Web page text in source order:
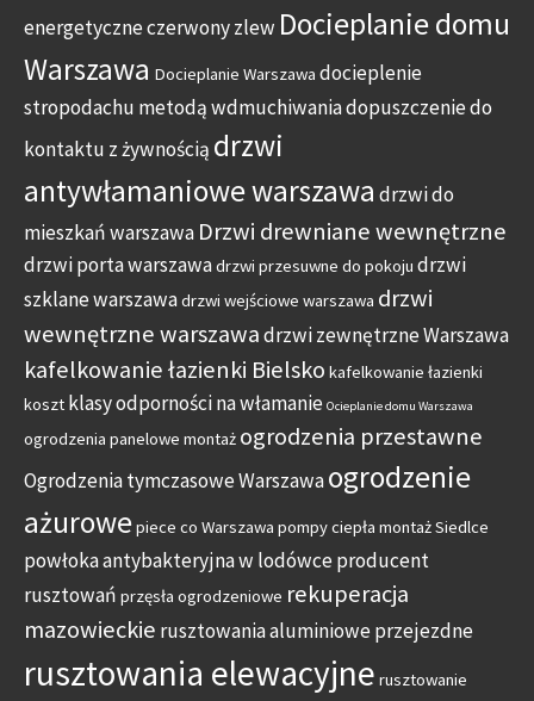
energetyczneczerwony zlew Docieplanie domu
Warszawa Docieplanie Warszawa docieplenie
stropodachu metodą wdmuchiwaniadopuszczenie do
kontaktu z żywnością drzwi
antywłamaniowe warszawa drzwi do
mieszkań warszawa Drzwi drewniane wewnętrzne
drzwi porta warszawadrzwi przesuwne do pokoju drzwi
szklane warszawadrzwi wejściowe warszawa drzwi
wewnętrzne warszawadrzwi zewnętrzne Warszawa
kafelkowanie łazienki Bielsko kafelkowanie łazienki
koszt klasy odporności na włamanie Ocieplanie domu Warszawa
ogrodzenia panelowe montaż ogrodzenia przestawne
Ogrodzenia tymczasowe Warszawaogrodzenie
ażurowepiece co Warszawa pompy ciepła montaż Siedlce
powłoka antybakteryjna w lodówceproducent
rusztowań przęsła ogrodzeniowe rekuperacja
mazowieckie rusztowania aluminiowe przejezdne
rusztowania elewacyjne rusztowanie